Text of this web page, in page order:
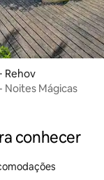
Rehov
Noites Mágicas
conhecer